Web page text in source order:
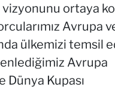
vizyonunu ortaya
Avrupa
ülkemizi temsil
Avrupa
Dünya Kupası